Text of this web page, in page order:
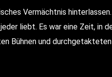
Vermächtnis
liebt. Es war eine Zeit, in
Bühnen und